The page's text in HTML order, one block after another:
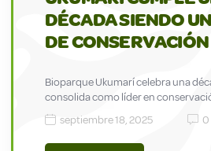
DÉCADA SIENDO
DE
Bioparque Ukumarí celebra una
consolida como líder en
septiembre 18, 2025
0